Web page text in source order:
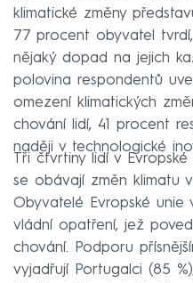
klimatické změny
77 procent obyvatel
nějaký dopad na jejich
polovina respondentů
omezení klimatických
chování lidí, 41 procent
naději v technologické
Tři čtvrtiny lidí v
se obávají změn klimatu
Obyvatelé Evropské unie
vládní opatření, jež
chování. Podporu
vyjadřují Portugalci (85